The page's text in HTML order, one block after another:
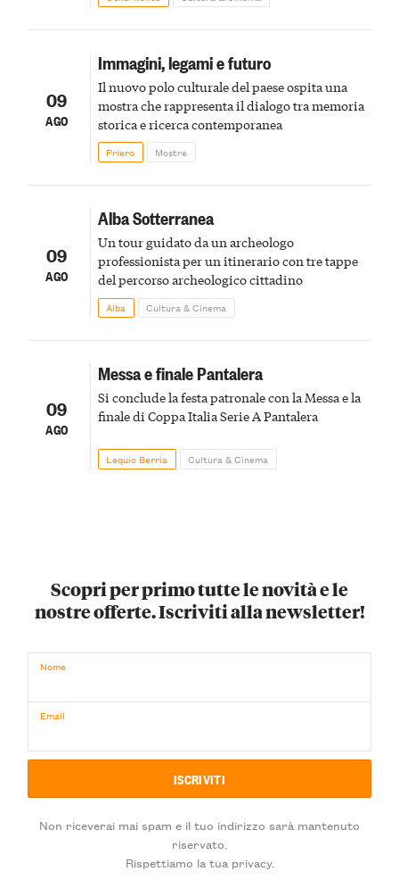
09
AGO
Immagini, legami e futuro
Il nuovo polo culturale del paese ospita una
mostra che rappresenta il dialogo tra memoria
storica e ricerca contemporanea
Priero Mostre
09
AGO
Alba Sotterranea
Un tour guidato da un archeologo
professionista per un itinerario con tre tappe
del percorso archeologico cittadino
Alba Cultura & Cinema
09
AGO
Messa e finale Pantalera
Si conclude la festa patronale con la Messa e la
finale di Coppa Italia Serie A Pantalera
Lequio Berria Cultura & Cinema
Scopri per primo tutte le novità e le
nostre offerte. Iscriviti alla newsletter!
Nome
Email
Non riceverai mai spam e il tuo indirizzo sarà mantenuto
riservato.
Rispettiamo la tua privacy.